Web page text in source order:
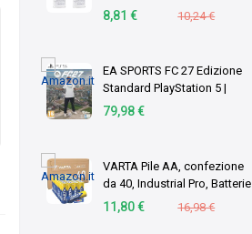
Duopack 2 X 360 ml
8,81 € 10,24 €
EA SPORTS FC 27 Edizione
Standard PlayStation 5 |
Disco | Videogiochi |
79,98 €
VARTA Pile AA, confezione
da 40, Industrial Pro, Batterie
Alcaline, 1,5V, pacco di
11,80 € 16,98 €